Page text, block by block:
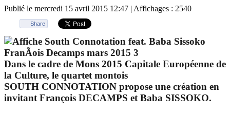
Publié le mercredi 15 avril 2015 12:47 | Affichages : 2540
Share
Dans le cadre de Mons 2015 Capitale Européenne de
la Culture, le quartet montois
SOUTH CONNOTATION propose une création en
invitant François DECAMPS et Baba SISSOKO.